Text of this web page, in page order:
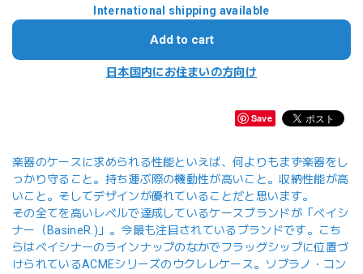
International shipping available
Add to cart
日本国内にお住まいの方向け
Save
楽器のケースに求められる性能といえば、何よりもまず楽器をし
っかり守ること。持ち運ぶ際の機動性が高いこと。収納性能が高
いこと。そしてデザインが優れていることだと思います。
その全てを高いレベルで達成しているケースブランドが「ベイシ
ナー（BasineR.)」。今最も注目されているブランドです。こち
らはベイシナーのラインナップのなかでフラッグシップに位置づ
けられているACMEシリーズのウクレレケース。ソプラノ・コン